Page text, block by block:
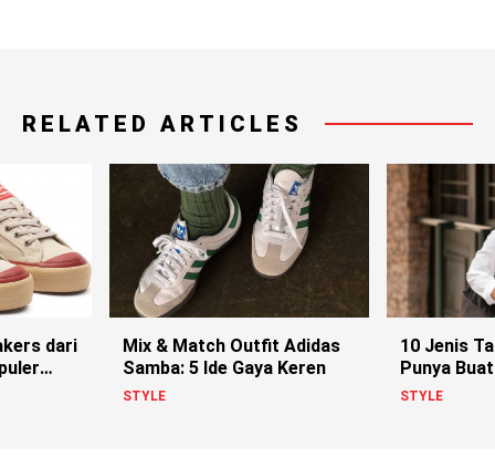
RELATED ARTICLES
dari
Mix & Match Outfit Adidas
Samba: 5 Ide Gaya Keren
STYLE
10 Jenis
Punya
Lo
STYLE